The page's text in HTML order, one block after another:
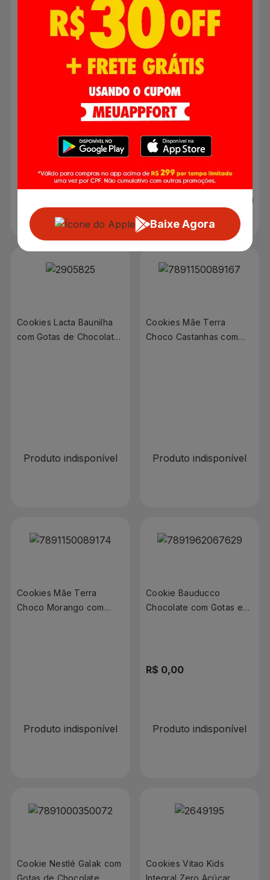
Castanha do Pará com
Linhaça e Aveia 150g
Banana e Aveia 150g
R$ 7,49
Cookies Lacta Baunilha
com Gotas de Chocolate
Produto indisponível
Cookies Mãe Terra
Choco Castanhas com
Produto indisponível
Cookies Mãe Terra
Choco Morango com
Produto indisponível
Cookie Bauducco
Chocolate com Gotas e
R$ 0,00
Produto indisponível
Cookie Nestlé Galak com
Gotas de Chocolate
Cookies Vitao Kids
Integral Zero Açúcar
Baixe Agora